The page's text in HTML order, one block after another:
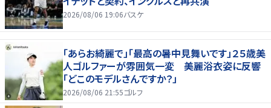
2026/08/06 19:06バスケ
「あらお綺麗で」「最高の暑中見舞いです」２５歳美
人ゴルファーが雰囲気一変 美麗浴衣姿に反響
「どこのモデルさんですか？」
2026/08/06 21:55ゴルフ